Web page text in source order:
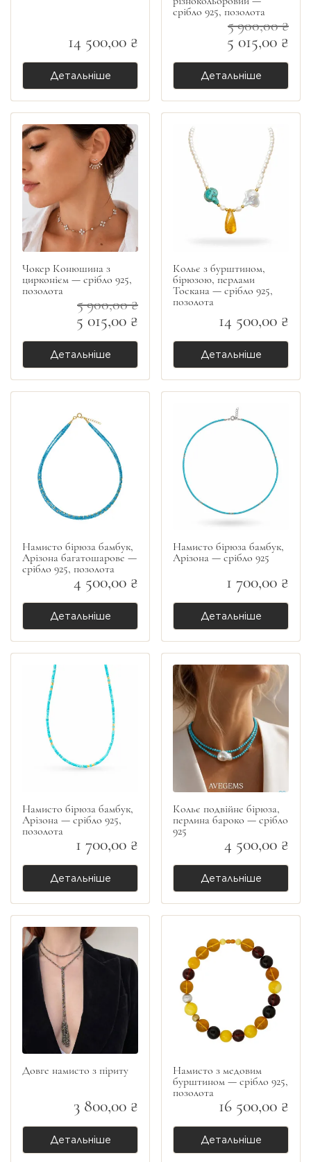
14 500,00 ₴
Детальніше
срібло 925, позолота
5 900,00 ₴
5 015,00 ₴
Детальніше
Чокер Конюшина з
цирконієм — срібло 925,
позолота
5 900,00 ₴
5 015,00 ₴
Детальніше
Кольє з бурштином,
бірюзою, перлами
Тоскана — срібло 925,
позолота
14 500,00 ₴
Детальніше
Намисто бірюза бамбук,
Арізона багатошарове —
срібло 925, позолота
4 500,00 ₴
Детальніше
Намисто бірюза бамбук,
Арізона — срібло 925
1 700,00 ₴
Детальніше
Намисто бірюза бамбук,
Арізона — срібло 925,
позолота
1 700,00 ₴
Детальніше
Кольє подвійне бірюза,
перлина бароко — срібло
925
4 500,00 ₴
Детальніше
Довге намисто з піриту
3 800,00 ₴
Детальніше
Намисто з медовим
бурштином — срібло 925,
позолота
16 500,00 ₴
Детальніше